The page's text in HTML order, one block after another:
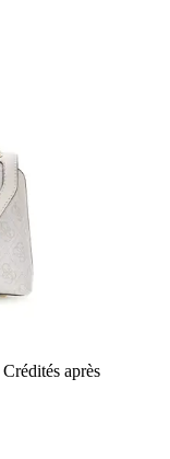
Crédités après